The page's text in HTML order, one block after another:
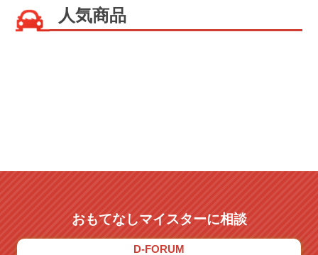
人気商品
おもてなしマイスターに相談
D-FORUM